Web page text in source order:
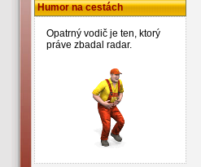
Humor na cestách
Opatrný vodič je ten, ktorý
práve zbadal radar.